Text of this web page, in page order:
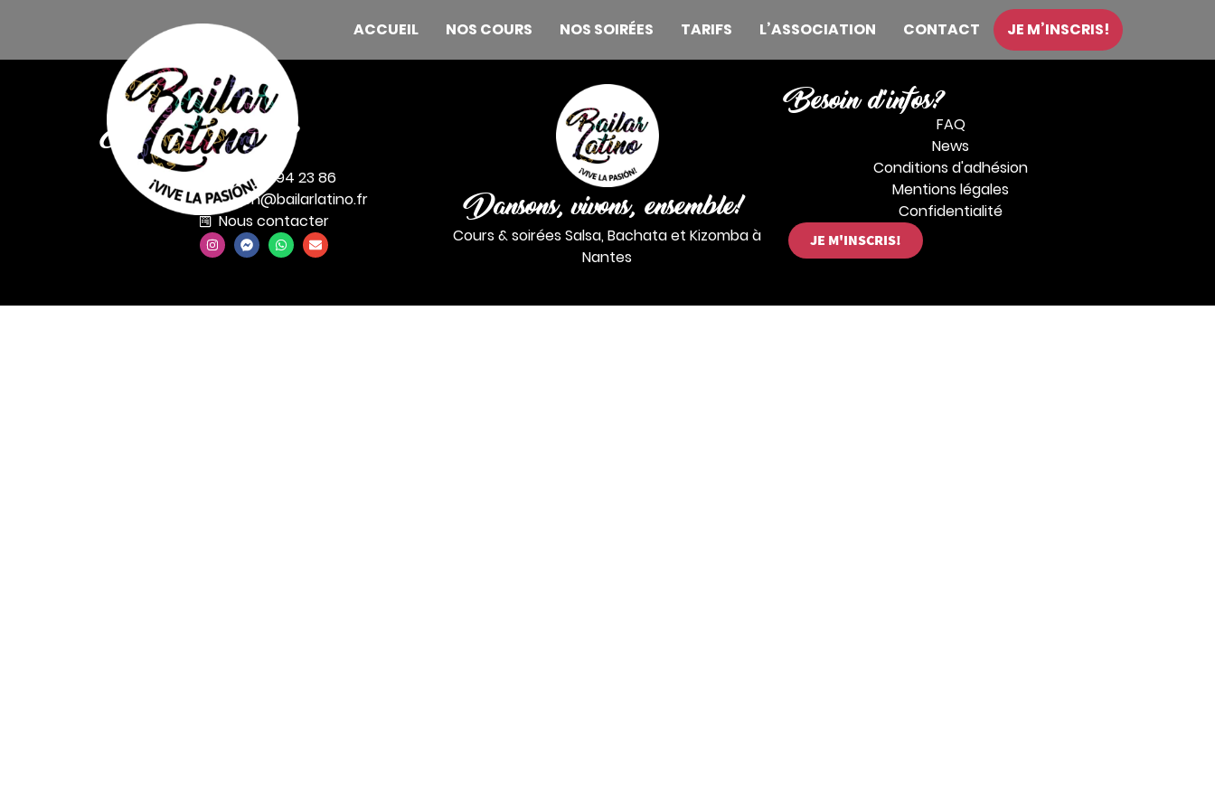
ACCUEIL NOS COURS NOS SOIRÉES TARIFS L’ASSOCIATION CONTACT JE M’INSCRIS!
Et si on discutait ?
+33 7 44 94 23 86
association@bailarlatino.fr
Nous contacter
Dansons, vivons, ensemble!
Cours & soirées Salsa, Bachata et Kizomba à
Nantes
Besoin d'infos?
FAQ
News
Conditions d'adhésion
Mentions légales
Confidentialité
JE M'INSCRIS!